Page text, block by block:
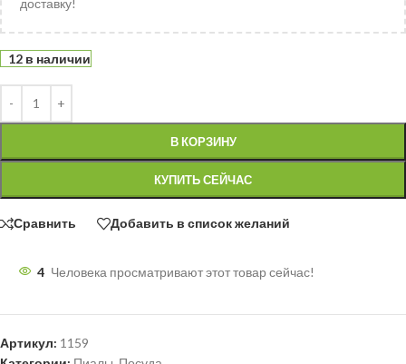
доставку!
12 в наличии
В КОРЗИНУ
КУПИТЬ СЕЙЧАС
Сравнить Добавить в список желаний
4 Человека просматривают этот товар сейчас!
Артикул: 1159